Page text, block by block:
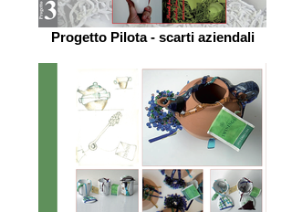
Progetto Pilota - scarti aziendali